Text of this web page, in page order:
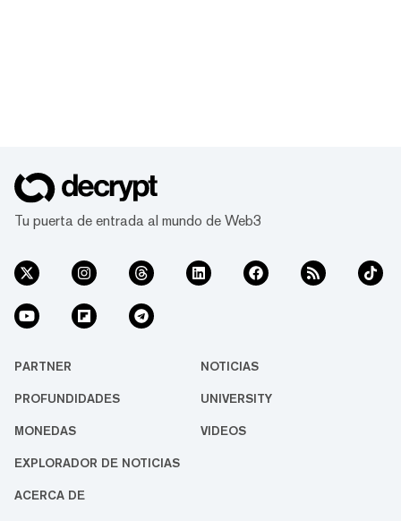
Tu puerta de entrada al mundo de Web3
PARTNER NOTICIAS
PROFUNDIDADES UNIVERSITY
MONEDAS VIDEOS
EXPLORADOR DE NOTICIAS
ACERCA DE